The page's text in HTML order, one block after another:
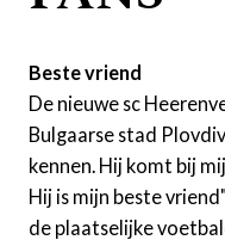
Beste vriend
De nieuwe sc
Bulgaarse stad
kennen. Hij komt bij
Hij is mijn beste
de plaatselijke